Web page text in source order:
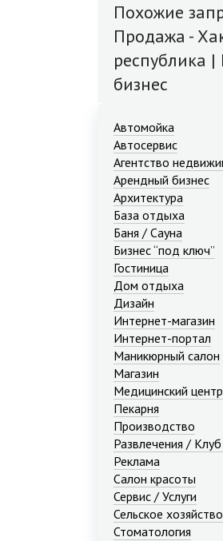
Похожие
Продажа -
республика |
бизнес
Автомойка
Автосервис
Агентство
Арендный бизнес
Архитектура
База отдыха
Баня / Сауна
Бизнес “под ключ”
Гостиница
Дом отдыха
Дизайн
Интернет-магазин
Интернет-портал
Маникюрный салон
Магазин
Медицинский центр
Пекарня
Производство
Развлечения /
Реклама
Салон красоты
Сервис / Услуги
Сельское хозяйство
Стоматология